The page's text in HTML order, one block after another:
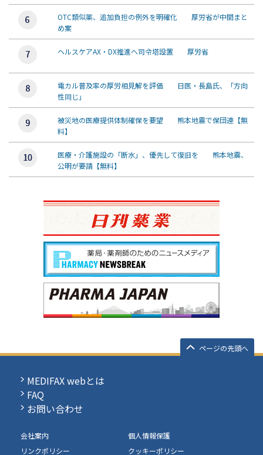
OTC類似薬、追加負担の例外を明確化 厚労省が中間まと
め案
ヘルスケアAX・DX推進へ司令塔設置 厚労省
電カル普及率の厚労相見解を評価 日医・長島氏、「方向
性同じ」
被災地の医療提供体制確保を要望 熊本地震で保団連【無
料】
医療・介護施設の「断水」、優先して復旧を 熊本地震、
公明が要請【無料】
ページの先頭へ
MEDIFAX webとは
FAQ
お問い合わせ
会社案内
個人情報保護
リンクポリシー
クッキーポリシー